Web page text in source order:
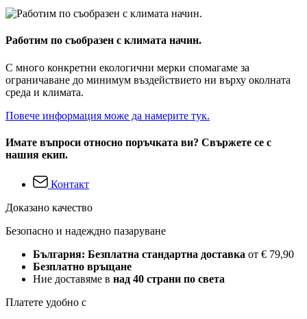
Работим по съобразен с климата начин.
С много конкретни екологични мерки спомагаме за
ограничаване до минимум въздействието ни върху околната
среда и климата.
Повече информация може да намерите тук.
Имате въпроси относно поръчката ви? Свържете се с
нашия екип.
Контакт
Доказано качество
Безопасно и надеждно пазаруване
България: Безплатна стандартна доставка от € 79,90
Безплатно връщане
Ние доставяме в над 40 страни по света
Платете удобно с